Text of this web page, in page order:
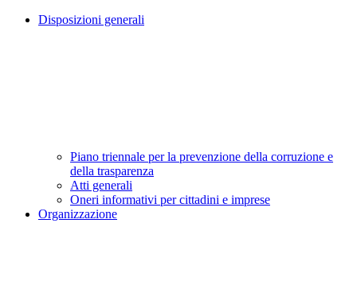
Disposizioni generali
Piano triennale per la prevenzione della corruzione e
della trasparenza
Atti generali
Oneri informativi per cittadini e imprese
Organizzazione